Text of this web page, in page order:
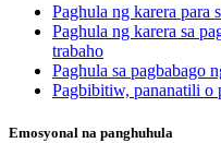
Paghula ng karera para
Paghula ng karera sa
trabaho
Paghula sa pagbabago
Pagbibitiw, pananatili o
Emosyonal na panghuhula